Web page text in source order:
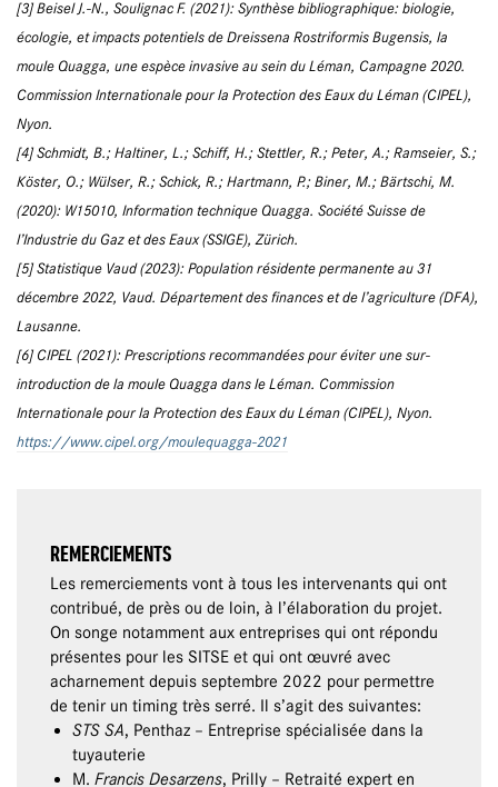
[3] Beisel J.-N., Soulignac F. (2021): Synthèse bibliographique: biologie,
écologie, et impacts potentiels de Dreissena Rostriformis Bugensis, la
moule Quagga, une espèce invasive au sein du Léman, Campagne 2020.
Commission Internationale pour la Protection des Eaux du Léman (CIPEL),
Nyon.
[4] Schmidt, B.; Haltiner, L.; Schiff, H.; Stettler, R.; Peter, A.; Ramseier, S.;
Köster, O.; Wülser, R.; Schick, R.; Hartmann, P.; Biner, M.; Bärtschi, M.
(2020): W15010, Information technique Quagga. Société Suisse de
l’Industrie du Gaz et des Eaux (SSIGE), Zürich.
[5] Statistique Vaud (2023): Population résidente permanente au 31
décembre 2022, Vaud. Département des finances et de l’agriculture (DFA),
Lausanne.
[6] CIPEL (2021): Prescriptions recommandées pour éviter une sur-
introduction de la moule Quagga dans le Léman. Commission
Internationale pour la Protection des Eaux du Léman (CIPEL), Nyon.
https://www.cipel.org/moulequagga-2021
REMERCIEMENTS
Les remerciements vont à tous les intervenants qui ont
contribué, de près ou de loin, à l’élaboration du projet.
On songe notamment aux entreprises qui ont répondu
présentes pour les SITSE et qui ont œuvré avec
acharnement depuis septembre 2022 pour permettre
de tenir un timing très serré. Il s’agit des suivantes:
STS SA, Penthaz – Entreprise spécialisée dans la
tuyauterie
M. Francis Desarzens, Prilly – Retraité expert en